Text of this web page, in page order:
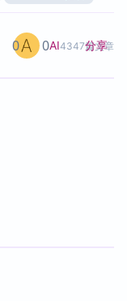
AI4347篇文章
0 0 分享